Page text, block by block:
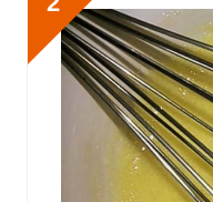
Кальций
Кремний
Магний